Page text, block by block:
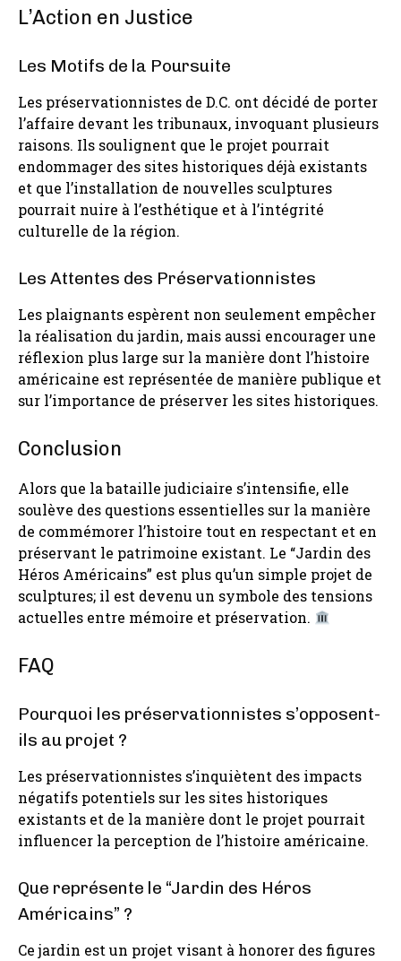
L’Action en Justice
Les Motifs de la Poursuite
Les préservationnistes de D.C. ont décidé de porter
l’affaire devant les tribunaux, invoquant plusieurs
raisons. Ils soulignent que le projet pourrait
endommager des sites historiques déjà existants
et que l’installation de nouvelles sculptures
pourrait nuire à l’esthétique et à l’intégrité
culturelle de la région.
Les Attentes des Préservationnistes
Les plaignants espèrent non seulement empêcher
la réalisation du jardin, mais aussi encourager une
réflexion plus large sur la manière dont l’histoire
américaine est représentée de manière publique et
sur l’importance de préserver les sites historiques.
Conclusion
Alors que la bataille judiciaire s’intensifie, elle
soulève des questions essentielles sur la manière
de commémorer l’histoire tout en respectant et en
préservant le patrimoine existant. Le “Jardin des
Héros Américains” est plus qu’un simple projet de
sculptures; il est devenu un symbole des tensions
actuelles entre mémoire et préservation.
FAQ
Pourquoi les préservationnistes s’opposent-
ils au projet ?
Les préservationnistes s’inquiètent des impacts
négatifs potentiels sur les sites historiques
existants et de la manière dont le projet pourrait
influencer la perception de l’histoire américaine.
Que représente le “Jardin des Héros
Américains” ?
Ce jardin est un projet visant à honorer des figures